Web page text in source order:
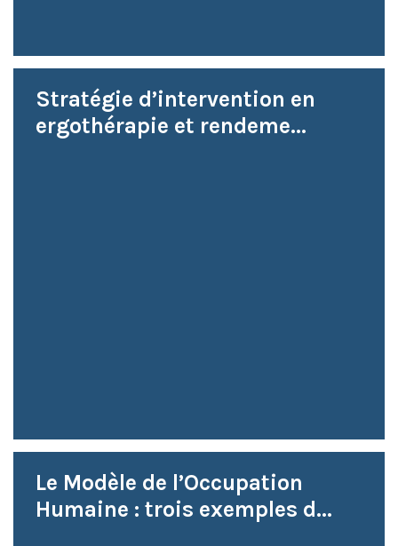
Stratégie d’intervention en
ergothérapie et rendeme...
Le Modèle de l’Occupation
Humaine : trois exemples d...